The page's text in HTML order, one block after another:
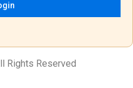
Rights Reserved